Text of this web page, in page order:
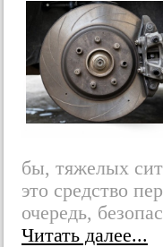
бы, тяжелых
это средство
очередь,
Читать далее...